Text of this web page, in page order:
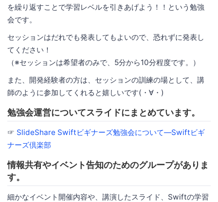
を繰り返すことで学習レベルを引きあげよう！！という勉強
会です。
セッションはだれでも発表してもよいので、恐れずに発表し
てください！
（※セッションは希望者のみで、5分から10分程度です。）
また、開発経験者の方は、セッションの訓練の場として、講
師のように参加してくれると嬉しいです(・∀・)
勉強会運営についてスライドにまとめています。
☞ SlideShare Swiftビギナーズ勉強会について―Swiftビギ
ナーズ倶楽部
情報共有やイベント告知のためのグループがありま
す。
細かなイベント開催内容や、講演したスライド、Swiftの学習